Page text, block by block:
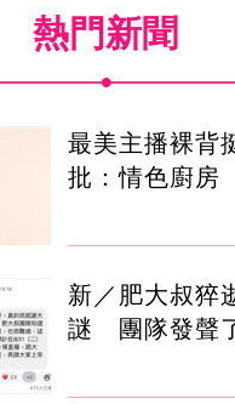
熱門新聞
最美主播裸背
批：情色廚房
新／肥大叔猝
謎 團隊發聲